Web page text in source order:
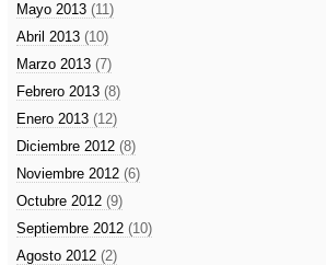
Mayo 2013 (11)
Abril 2013 (10)
Marzo 2013 (7)
Febrero 2013 (8)
Enero 2013 (12)
Diciembre 2012 (8)
Noviembre 2012 (6)
Octubre 2012 (9)
Septiembre 2012 (10)
Agosto 2012 (2)